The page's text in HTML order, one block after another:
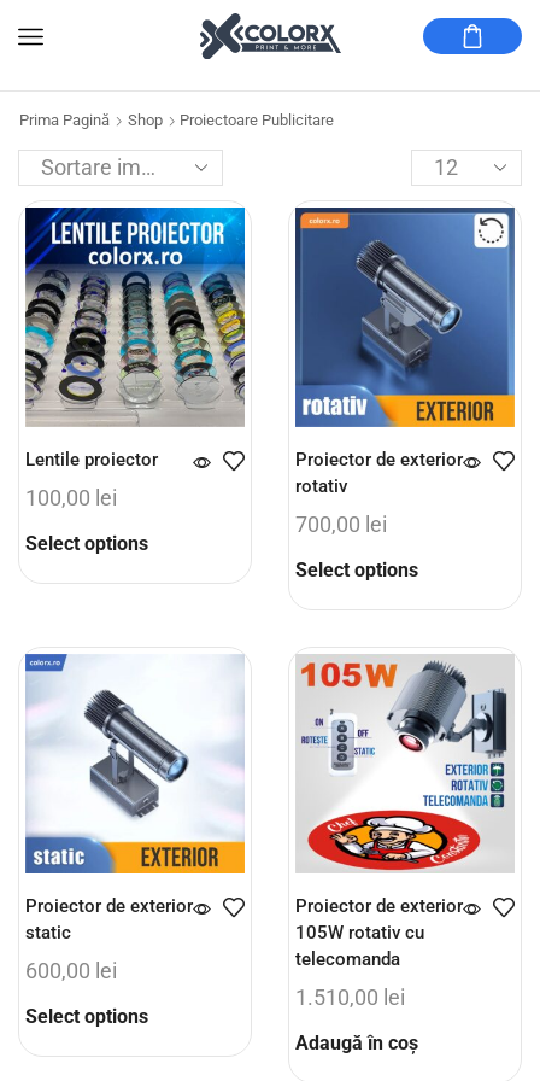
Prima Pagină Shop Proiectoare Publicitare
Lentile proiector
100,00 lei
Select options
Proiector de exterior
rotativ
700,00 lei
Select options
Proiector de exterior
static
600,00 lei
Select options
Proiector de exterior
105W rotativ cu
telecomanda
1.510,00 lei
Adaugă în coș